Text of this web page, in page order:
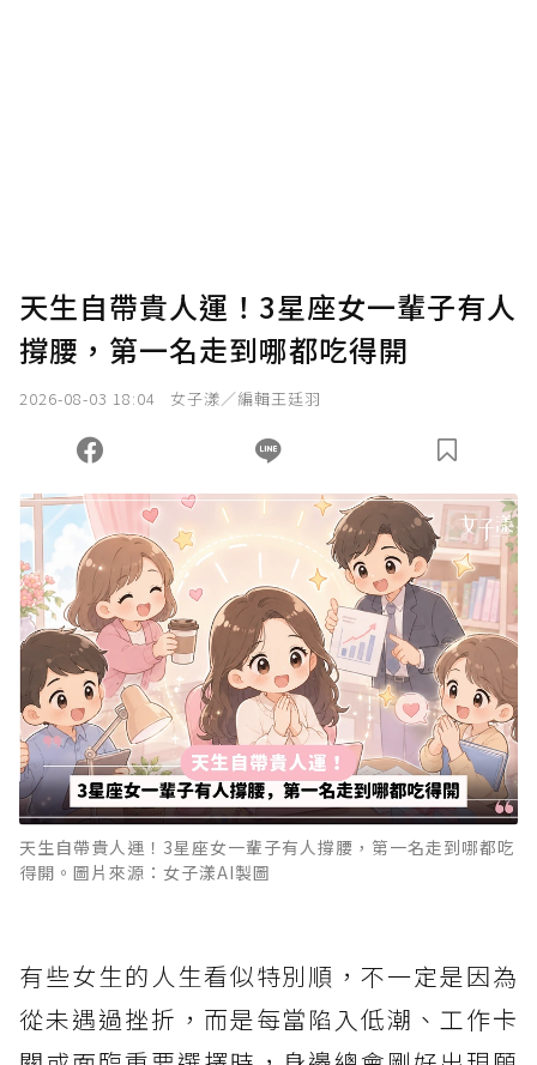
天生自帶貴人運！3星座女一輩子有人
撐腰，第一名走到哪都吃得開
2026-08-03 18:04 女子漾／編輯王廷羽
天生自帶貴人運！3星座女一輩子有人撐腰，第一名走到哪都吃
得開。圖片來源：女子漾AI製圖
有些女生的人生看似特別順，不一定是因為
從未遇過挫折，而是每當陷入低潮、工作卡